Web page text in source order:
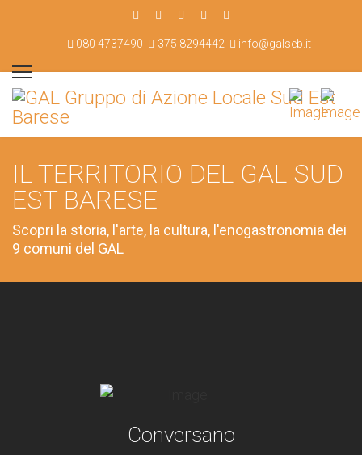
080 4737490 375 8294442 info@galseb.it
IL TERRITORIO DEL GAL SUD
EST BARESE
Scopri la storia, l'arte, la cultura, l'enogastronomia dei
9 comuni del GAL
Conversano